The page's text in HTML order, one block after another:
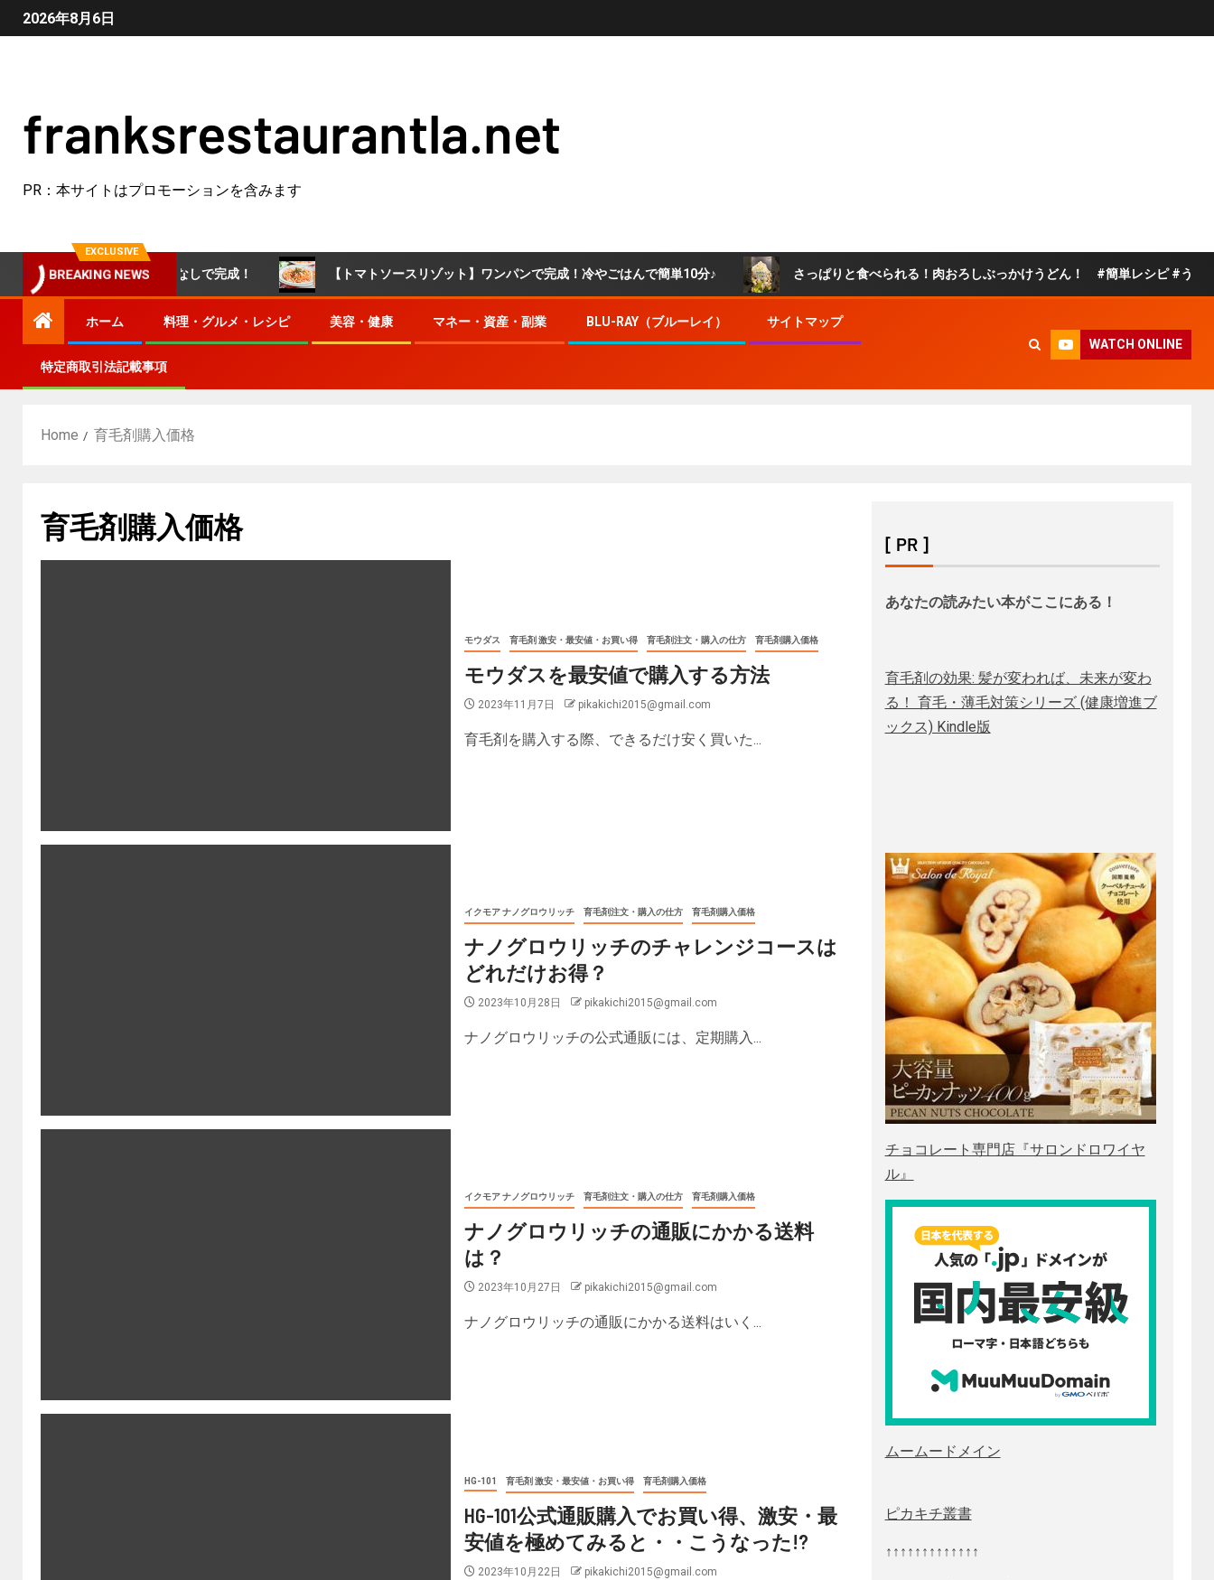
2026年8月6日
franksrestaurantla.net
PR：本サイトはプロモーションを含みます
EXCLUSIVE
BREAKING NEWS
活用！市販のルウなしで完成！ 【トマトソースリゾット】ワンパンで完成！冷やごはんで簡単10分♪ さっぱりと食べられる！肉おろしぶっかけうどん！ #簡単レシピ #うどん
ホーム 料理・グルメ・レシピ 美容・健康 マネー・資産・副業 BLU-RAY（ブルーレイ） サイトマップ
特定商取引法記載事項
WATCH ONLINE
Home 育毛剤購入価格
育毛剤購入価格
モウダス 育毛剤 激安・最安値・お買い得 育毛剤注文・購入の仕方 育毛剤購入価格
モウダスを最安値で購入する方法
2023年11月7日 pikakichi2015@gmail.com
育毛剤を購入する際、できるだけ安く買いた...
イクモア ナノグロウリッチ 育毛剤注文・購入の仕方 育毛剤購入価格
ナノグロウリッチのチャレンジコースは
どれだけお得？
2023年10月28日 pikakichi2015@gmail.com
ナノグロウリッチの公式通販には、定期購入...
イクモア ナノグロウリッチ 育毛剤注文・購入の仕方 育毛剤購入価格
ナノグロウリッチの通販にかかる送料
は？
2023年10月27日 pikakichi2015@gmail.com
ナノグロウリッチの通販にかかる送料はいく...
HG-101 育毛剤 激安・最安値・お買い得 育毛剤購入価格
HG-101公式通販購入でお買い得、激安・最
安値を極めてみると・・こうなった!?
2023年10月22日 pikakichi2015@gmail.com
[ PR ]
あなたの読みたい本がここにある！
育毛剤の効果: 髪が変われば、未来が変わ
る！ 育毛・薄毛対策シリーズ (健康増進ブ
ックス) Kindle版
チョコレート専門店『サロンドロワイヤ
ル』
ムームードメイン
ピカキチ叢書
↑↑↑↑↑↑↑↑↑↑↑↑↑